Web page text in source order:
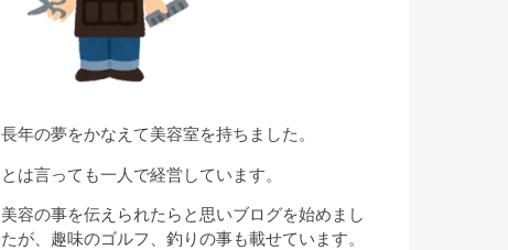
長年の夢をかなえて美容室を持ちました。
とは言っても一人で経営しています。
美容の事を伝えられたらと思いブログを始めまし
たが、趣味のゴルフ、釣りの事も載せています。